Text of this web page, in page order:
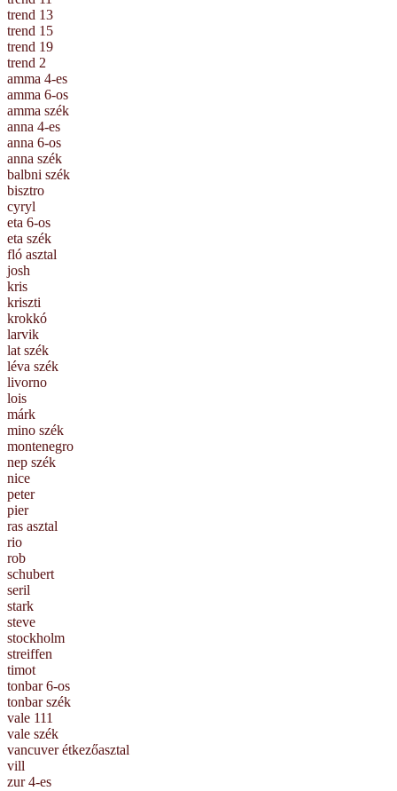
trend 13
trend 15
trend 19
trend 2
amma 4-es
amma 6-os
amma szék
anna 4-es
anna 6-os
anna szék
balbni szék
bisztro
cyryl
eta 6-os
eta szék
fló asztal
josh
kris
kriszti
krokkó
larvik
lat szék
léva szék
livorno
lois
márk
mino szék
montenegro
nep szék
nice
peter
pier
ras asztal
rio
rob
schubert
seril
stark
steve
stockholm
streiffen
timot
tonbar 6-os
tonbar szék
vale 111
vale szék
vancuver étkezőasztal
vill
zur 4-es